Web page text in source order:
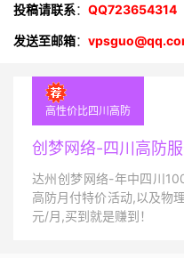
投稿请联系： QQ723654314
发送至邮箱：
高性价比四川高防
创梦网络-四川高防
达州创梦网络-年中四川
高防月付特价活动,以及物
元/月,买到就是赚到！